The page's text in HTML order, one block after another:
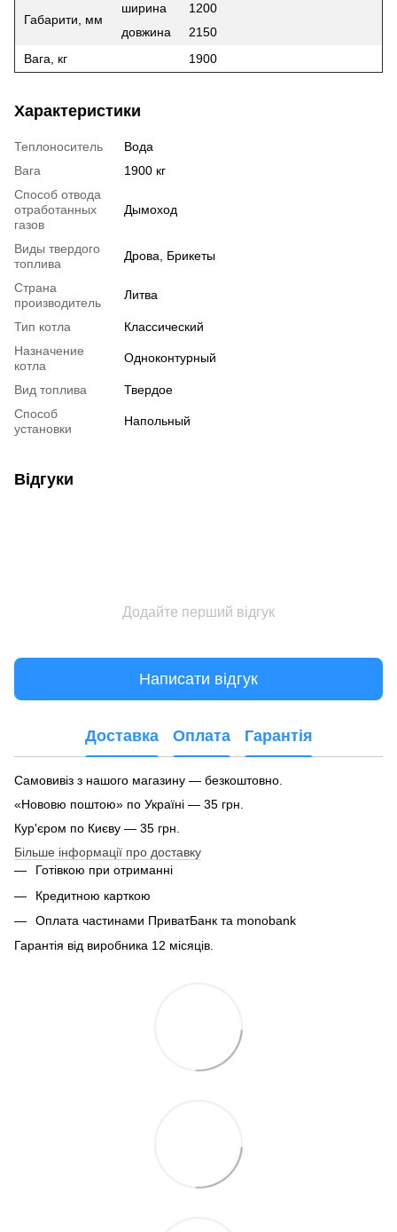
Габарити, мм
ширина
довжина
1200
2150
Вага, кг
1900
Характеристики
Теплоноситель
Вода
Вага
1900 кг
Способ отвода
отработанных
газов
Дымоход
Виды твердого
топлива
Дрова, Брикеты
Страна
производитель
Литва
Тип котла
Классический
Назначение
котла
Одноконтурный
Вид топлива
Твердое
Способ
установки
Напольный
Відгуки
Додайте перший відгук
Написати відгук
Доставка Оплата Гарантія
Самовивіз з нашого магазину — безкоштовно.
«Нововю поштою» по Україні — 35 грн.
Кур'єром по Києву — 35 грн.
Більше інформації про доставку
Готівкою при отриманні
Кредитною карткою
Оплата частинами ПриватБанк та monobank
Гарантія від виробника 12 місяців.